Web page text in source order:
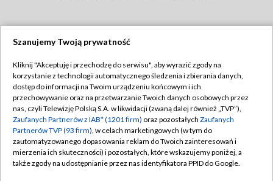
TVP
Abonament TVP
Emisja w TVP
Centrum informacji TVP
Naziemna Telewizja Cyfrowa
Regulamin TVP
Polityka prywatności
Moje zgody
Pomoc
Szanujemy Twoją prywatność
Kliknij "Akceptuję i przechodzę do serwisu", aby wyrazić zgody na
korzystanie z technologii automatycznego śledzenia i zbierania danych,
dostęp do informacji na Twoim urządzeniu końcowym i ich
przechowywanie oraz na przetwarzanie Twoich danych osobowych przez
nas, czyli Telewizję Polską S.A. w likwidacji (zwaną dalej również „TVP”),
Zaufanych Partnerów z IAB* (1201 firm) oraz pozostałych Zaufanych
Partnerów TVP (93 firm), w celach marketingowych (w tym do
zautomatyzowanego dopasowania reklam do Twoich zainteresowań i
mierzenia ich skuteczności) i pozostałych, które wskazujemy poniżej, a
także zgody na udostępnianie przez nas identyfikatora PPID do Google.